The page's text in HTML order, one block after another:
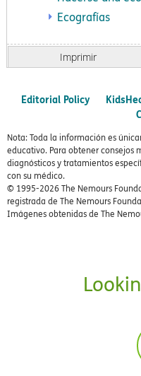
Ecografías
Imprimir
Editorial Policy
Nota: Toda la información es
educativo. Para obtener consejos
diagnósticos y tratamientos
con su médico.
© 1995-2026 The Nemours
registrada de The Nemours
Imágenes obtenidas de The